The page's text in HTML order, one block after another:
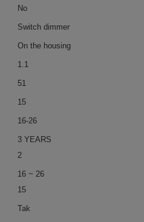
No
Switch dimmer
On the housing
1.1
51
15
16-26
3 YEARS
2
16 ~ 26
15
Tak